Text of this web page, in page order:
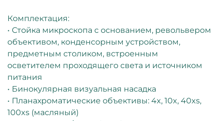
Комплектация:
• Стойка микроскопа с основанием, револьвером
объективом, конденсорным устройством,
предметным столиком, встроенным
осветителем проходящего света и источником
питания
• Бинокулярная визуальная насадка
• Планахроматические объективы: 4x, 10x, 40xs,
100xs (масляный)